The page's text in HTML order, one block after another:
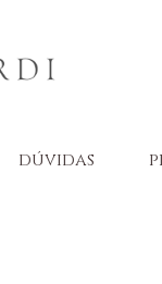
dúvidas